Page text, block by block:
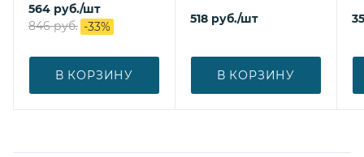
564 руб./шт
846руб. -33%
В КОРЗИНУ
518 руб./шт
В КОРЗИНУ